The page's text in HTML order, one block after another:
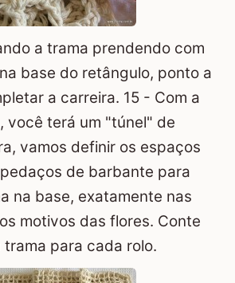
a trama prendendo com
base do retângulo, ponto a
a carreira. 15 - Com a
você terá um "túnel" de
vamos definir os espaços
de barbante para
na base, exatamente nas
motivos das flores. Conte
trama para cada rolo.